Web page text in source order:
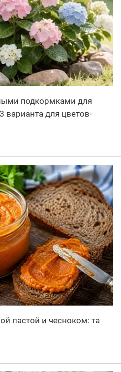
подкормками для
варианта для цветов-
пастой и чесноком: та